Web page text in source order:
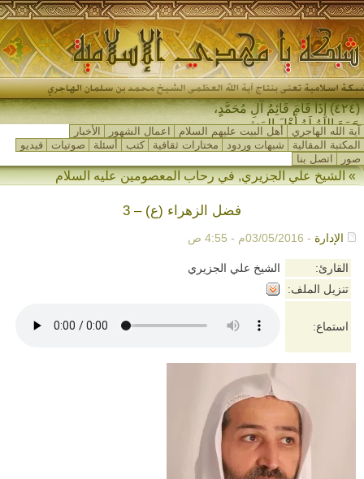
(٤٢٤) إِذَا قَامَ قَائِمُ آلِ مُحَمَّدٍ،
جَمَعَ اللهُ لَهُ أَهْلَ المَشْرِ-
آية الله الهاجري أهل البيت عليهم السلام اعمال الشهور
الأخبار
المكتبة المقالية
شبهات وردود مختارات ثقافية كتب أسئلة صوتيات
فيديو
صور
اتصل بنا
»الشيخ علي الجزيري,في رحاب المعصومين عليه السلام
فضل الزهراء (ع) – 3
الإدارة - 03/05/2016م - 4:55 ص
القارئ:
الشيخ علي الجزيري
تنزيل الملف:
استماع: